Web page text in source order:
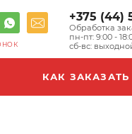
+375 (44)
Обработка
пн-пт: 9:00 -
сб-вс:
КАК ЗАКАЗАТЬ